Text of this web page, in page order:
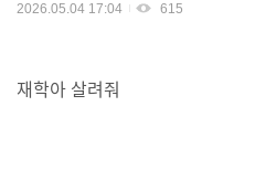
2026.05.04 17:04 615
재학아 살려줘